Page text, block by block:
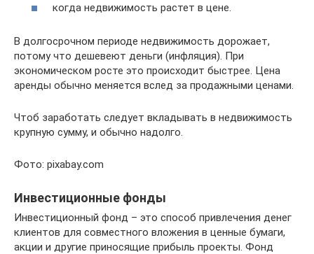
когда недвижимость растет в цене.
В долгосрочном периоде недвижимость дорожает,
потому что дешевеют деньги (инфляция). При
экономическом росте это происходит быстрее. Цена
аренды обычно меняется вслед за продажными ценами.
Чтоб заработать следует вкладывать в недвижимость
крупную сумму, и обычно надолго.
Фото: pixabay.com
Инвестиционные фонды
Инвестиционный фонд – это способ привлечения денег
клиентов для совместного вложения в ценные бумаги,
акции и другие приносящие прибыль проекты. Фонд